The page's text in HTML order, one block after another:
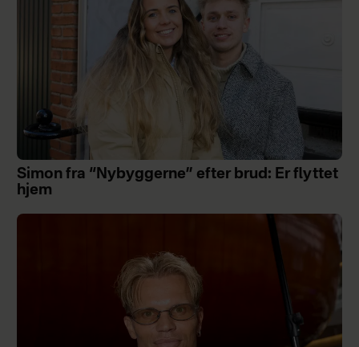
Simon fra “Nybyggerne” efter brud: Er flyttet
hjem